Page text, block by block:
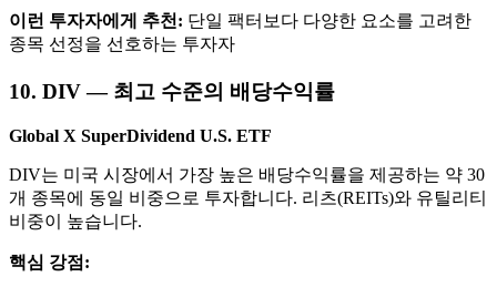
이런 투자자에게 추천: 단일 팩터보다 다양한 요소를 고려한
종목 선정을 선호하는 투자자
10. DIV — 최고 수준의 배당수익률
Global X SuperDividend U.S. ETF
DIV는 미국 시장에서 가장 높은 배당수익률을 제공하는 약 30
개 종목에 동일 비중으로 투자합니다. 리츠(REITs)와 유틸리티
비중이 높습니다.
핵심 강점: